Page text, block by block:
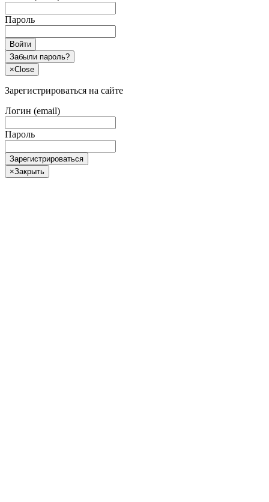
Пароль
Войти
Забыли пароль?
×Close
Зарегистрироваться на сайте
Логин (email)
Пароль
Зарегистрироваться
×Закрыть